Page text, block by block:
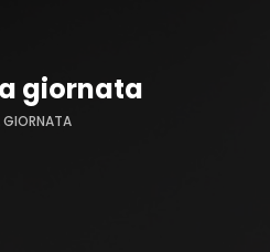
giornata
GIORNATA